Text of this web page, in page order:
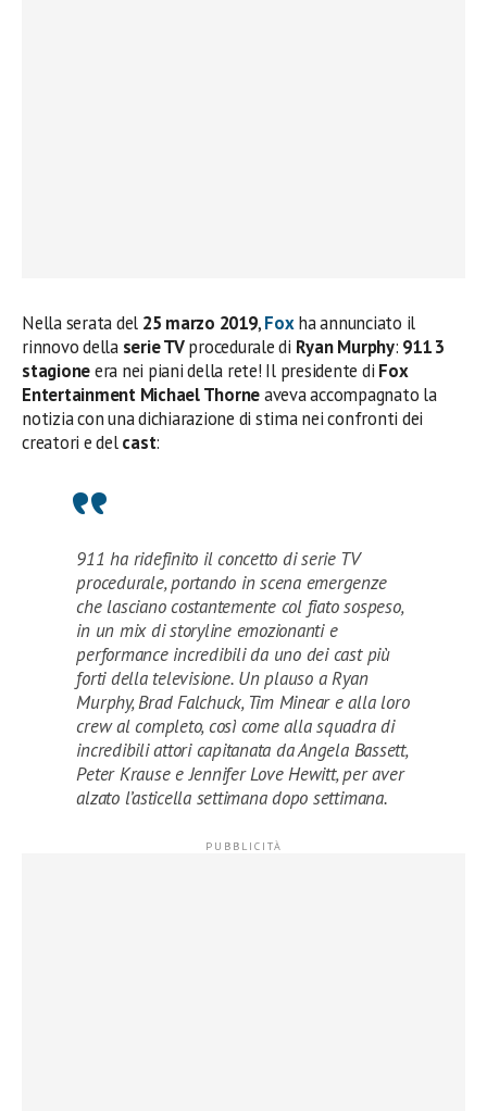
Nella serata del 25 marzo 2019,Fox ha annunciato il
rinnovo della serie TVprocedurale di Ryan Murphy: 911 3
stagioneera nei piani della rete! Il presidente di Fox
Entertainment Michael Thorneaveva accompagnato la
notizia con una dichiarazione di stima nei confronti dei
creatori e delcast:
911 ha ridefinito il concetto di serie TV
procedurale, portando in scena emergenze
che lasciano costantemente col fiato sospeso,
in un mix di storyline emozionanti e
performance incredibili da uno dei cast più
forti della televisione. Un plauso a Ryan
Murphy, Brad Falchuck, Tim Minear e alla loro
crew al completo, così come alla squadra di
incredibili attori capitanata da Angela Bassett,
Peter Krause e Jennifer Love Hewitt, per aver
alzato l’asticella settimana dopo settimana.